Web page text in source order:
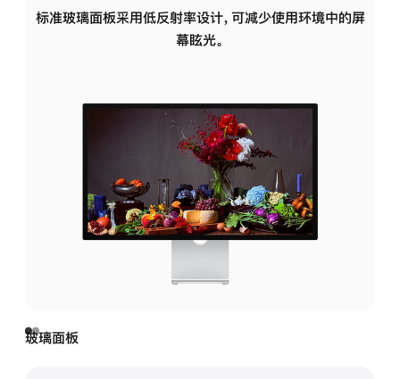
标准玻璃面板采用低反射率设计，可减少使用环境中的屏
幕眩光。
玻璃面板